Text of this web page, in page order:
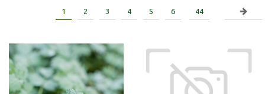
1 2 3 4 5 6 44